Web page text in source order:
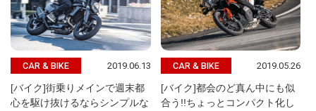
CAR & BIKE 2019.06.13
[バイク]街乗りメインで週末都
心を駆け抜けるならシンプルな
CAR & BIKE 2019.05.26
[バイク]都会のど真ん中にも似
合う!!ちょっとコンパクト化し